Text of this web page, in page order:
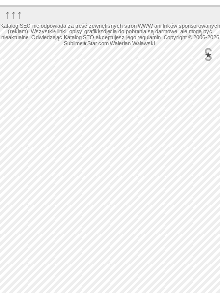
↑↑↑
Katalog SEO nie odpowiada za treść zewnętrznych stron WWW ani linków sponsorowanych
(reklam). Wszystkie linki, opisy, grafiki/zdjęcia do pobrania są darmowe, ale mogą być
nieaktualne. Odwiedzając Katalog SEO akceptujesz jego regulamin. Copyright © 2006-2026
Sublime★Star.com Walerian Walawski